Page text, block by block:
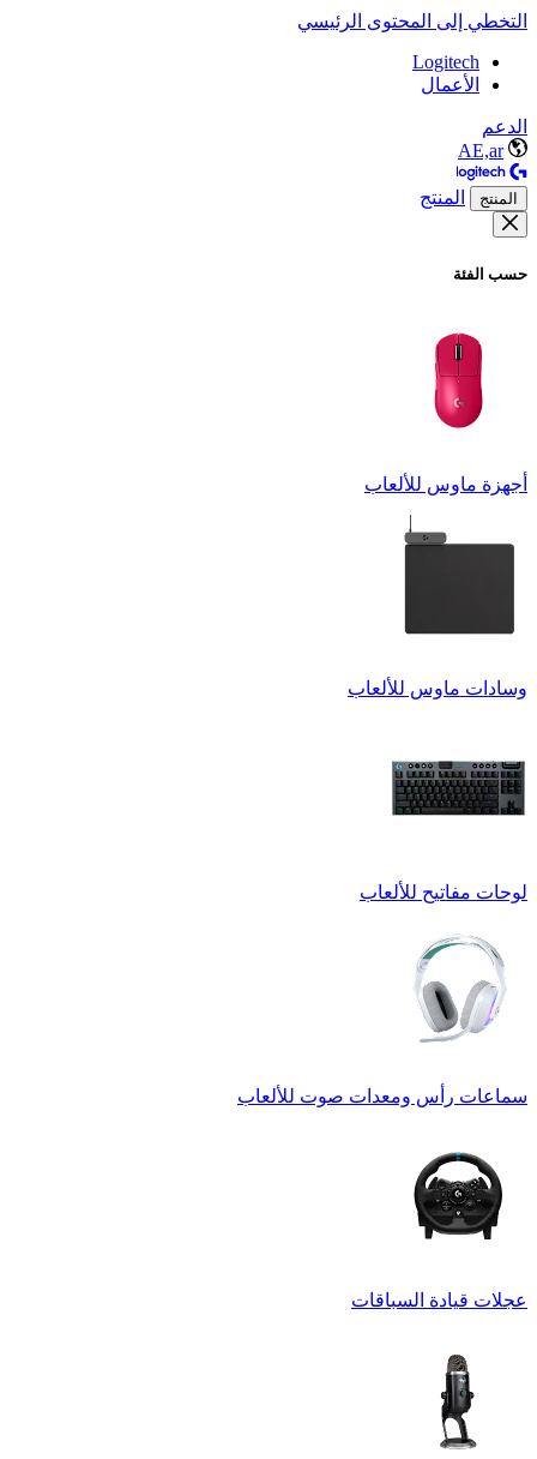
التخطي إلى المحتوى الرئيسي
Logitech
الأعمال
الدعم
AE,ar
المنتج المنتج
حسب الفئة
أجهزة ماوس للألعاب
وسادات ماوس للألعاب
لوحات مفاتيح للألعاب
سماعات رأس ومعدات صوت للألعاب
عجلات قيادة السباقات